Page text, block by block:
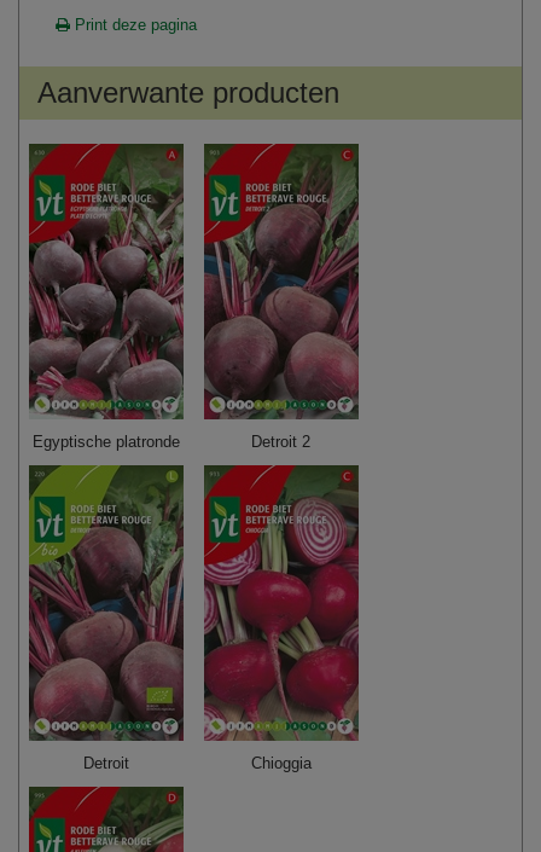
Print deze pagina
Aanverwante producten
Egyptische platronde Detroit 2
Detroit Chioggia